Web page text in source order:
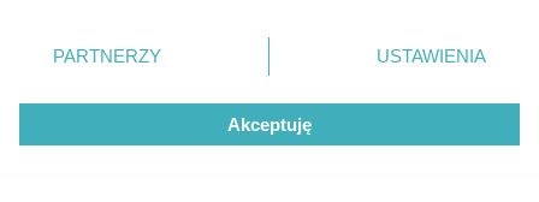
domu
zmienić/wycofać klikając przycisk ustawień prywatności
znajdujący się w lewym dolnym rogu strony
rodzaje przetwarzania danych nie wymagają zgody
użytkownika, ale masz prawo sprzeciwić się takiemu
przetwarzaniu. Preferencje będą miały zastosowanie tylko
PARTNERZY USTAWIENIA
Akceptuję